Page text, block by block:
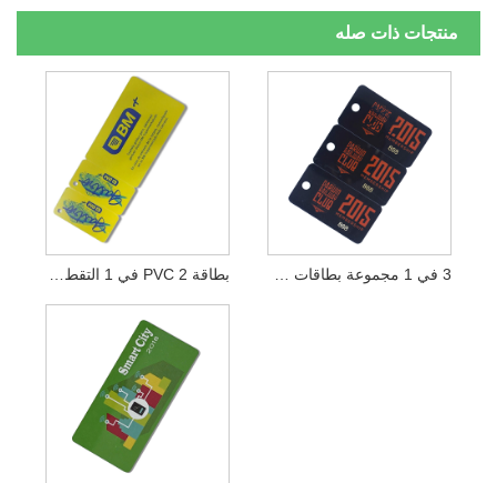
منتجات ذات صله
بطاقة PVC 2 في 1 التقط علامة تعليق كومبو بلاستيكية 3 في 1 مجموعة بطاقات قابلة للفصل 3 في 1 ثلاثية PVC متصلة